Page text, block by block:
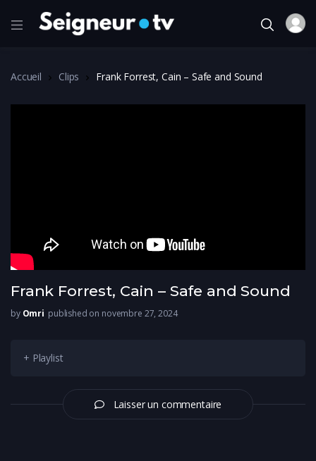
Accueil Clips Frank Forrest, Cain – Safe and Sound
Frank Forrest, Cain – Safe and Sound
by Omri published on novembre 27, 2024
+ Playlist
Laisser un commentaire